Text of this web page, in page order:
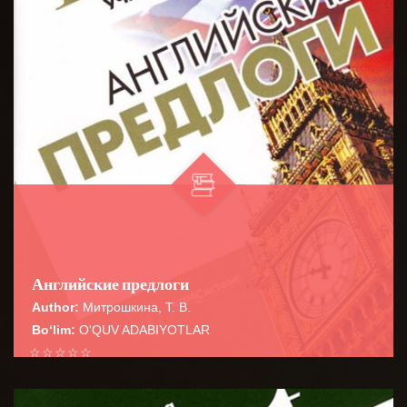
Английские предлоги
Author: Митрошкина, Т. В.
Bo‘lim: O'QUV ADABIYOTLAR
☆
☆
☆
☆
☆
Справочник содержит сведения о наиболее